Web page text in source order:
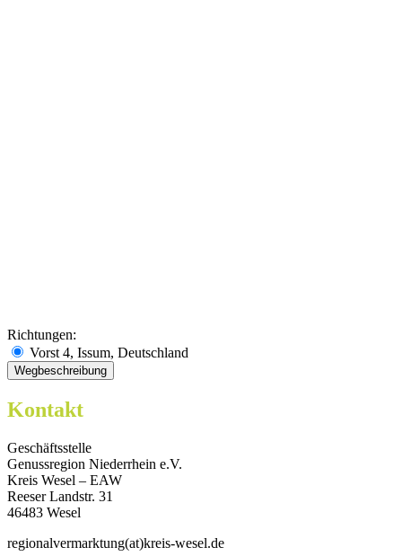
Richtungen:
Vorst 4, Issum, Deutschland
Kontakt
Geschäftsstelle
Genussregion Niederrhein e.V.
Kreis Wesel – EAW
Reeser Landstr. 31
46483 Wesel
regionalvermarktung(at)kreis-wesel.de